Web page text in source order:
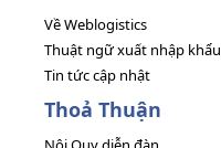
Về Weblogistics
Thuật ngữ xuất nhập khẩu
Tin tức cập nhật
Thoả Thuận